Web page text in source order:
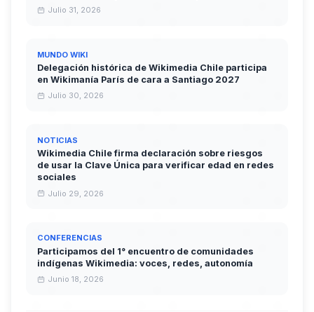
Julio 31, 2026
MUNDO WIKI
Delegación histórica de Wikimedia Chile participa
en Wikimanía París de cara a Santiago 2027
Julio 30, 2026
NOTICIAS
Wikimedia Chile firma declaración sobre riesgos
de usar la Clave Única para verificar edad en redes
sociales
Julio 29, 2026
CONFERENCIAS
Participamos del 1° encuentro de comunidades
indígenas Wikimedia: voces, redes, autonomía
Junio 18, 2026